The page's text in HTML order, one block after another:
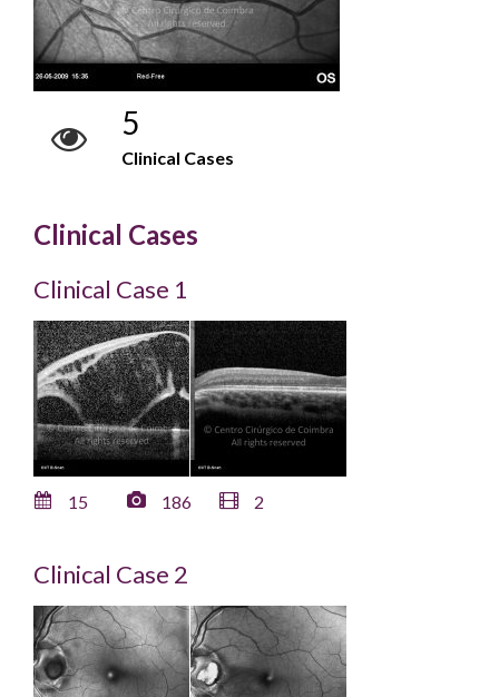
5
Clinical Cases
Clinical Cases
Clinical Case 1
15 186 2
Clinical Case 2